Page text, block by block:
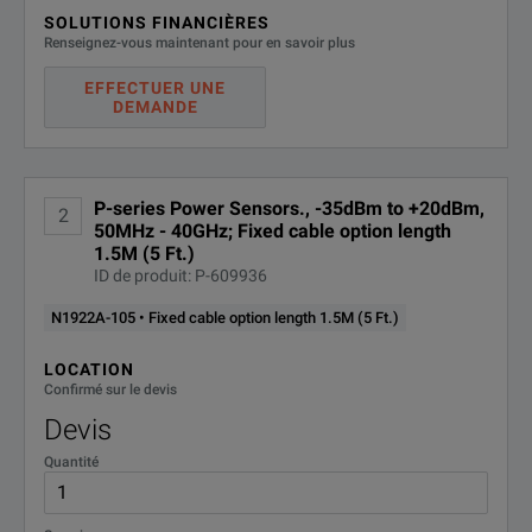
N1922A-
A6J
ANSI Z540-1-1994 Calibration
R-50C-
R-50C-
011-5
Calibration Plan - Return to
Keysight - 5 years
016-3
Keysight Calibration +
Uncertainties + Guardbanding - 3
016-5
SOLUTIONS FINANCIÈRES
Renseignez-vous maintenant pour en savoir plus
EFFECTUER UNE
DEMANDE
2
P-series Power Sensors., -35dBm to +20dBm,
50MHz - 40GHz; Fixed cable option length
1.5M (5 Ft.)
ID de produit: P-609936
N1922A-105 • Fixed cable option length 1.5M (5 Ft.)
LOCATION
Confirmé sur le devis
Devis
Quantité